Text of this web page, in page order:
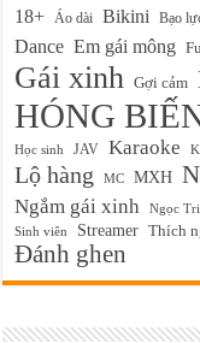
18+ Áo dài Bikini Bạo
Dance Em gái mông
Gái xinh Gợi cảm
HÓNG
Học sinh
JAV Karaoke
Lộ hàng MC MXH
Ngắm gái xinh
Ngọc
Sinh viên Streamer Thích
Đánh ghen